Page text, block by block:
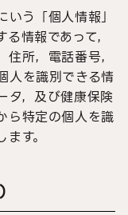
う「個人情報」
情報であって，
所，電話番号，
人を識別できる情
タ，及び健康保険
ら特定の個人を識
す。